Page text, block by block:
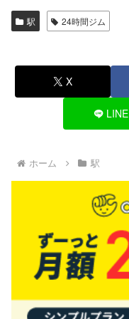
駅 24時間ジム
X
LINE
ホーム 駅